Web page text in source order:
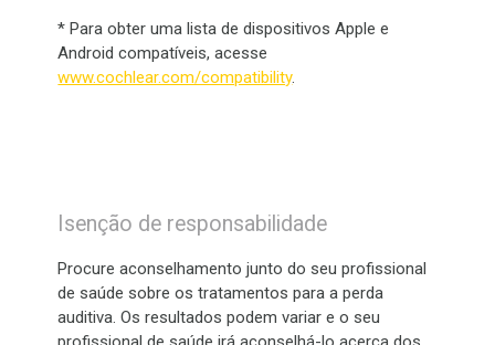
* Para obter uma lista de dispositivos Apple e
Android compatíveis, acesse
www.cochlear.com/compatibility.
Isenção de responsabilidade
Procure aconselhamento junto do seu profissional
de saúde sobre os tratamentos para a perda
auditiva. Os resultados podem variar e o seu